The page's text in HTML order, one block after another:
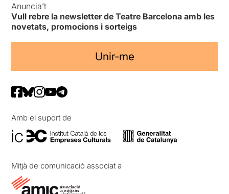
Anuncia’t
Vull rebre la newsletter de Teatre Barcelona amb les
novetats, promocions i sorteigs
Unir-me
Amb el suport de
Mitjà de comunicació associat a